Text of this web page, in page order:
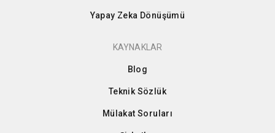
Yapay Zeka Dönüşümü
KAYNAKLAR
Blog
Teknik Sözlük
Mülakat Soruları